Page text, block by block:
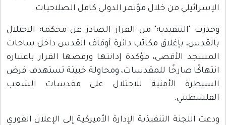
الإسرائيلي من خلال مؤتمر الدولي كامل الصلاحيات.
وحذرت "التنفيذية" من القرار الصادر عن محكمة الاحتلال
بالقدس، بإغلاق مكاتب دائرة أوقاف القدس داخل ساحات
المسجد الأقصى، مؤكدة إدانتها ورفضها القرار باعتباره
انتهاكًا صارخًا للمقدسات، ومحاولة خبيثة تستهدف فرض
السيطرة الأمنية للاحتلال على مقدسات الشعب
الفلسطيني.
ودعت اللجنة التنفيذية الإدارة الأميركية إلى الإعلان الفوري